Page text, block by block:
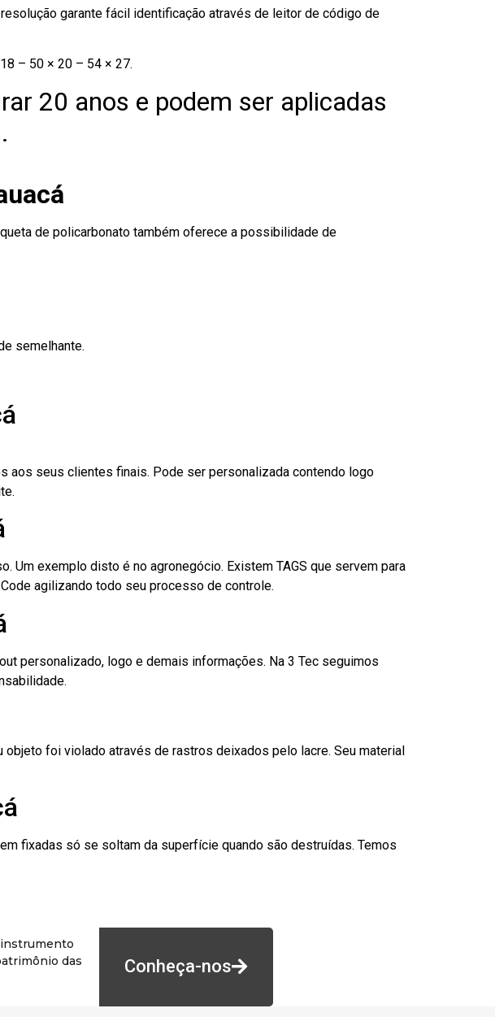
garante fácil identificação através de leitor de código de
– 50 × 20 – 54 × 27.
20 anos e podem ser aplicadas
de policarbonato também oferece a possibilidade de
semelhante.
aos seus clientes finais. Pode ser personalizada contendo logo
exemplo disto é no agronegócio. Existem TAGS que servem para
agilizando todo seu processo de controle.
personalizado, logo e demais informações. Na 3 Tec seguimos
foi violado através de rastros deixados pelo lacre. Seu material
fixadas só se soltam da superfície quando são destruídas. Temos
instrumento
das
Conheça-nos